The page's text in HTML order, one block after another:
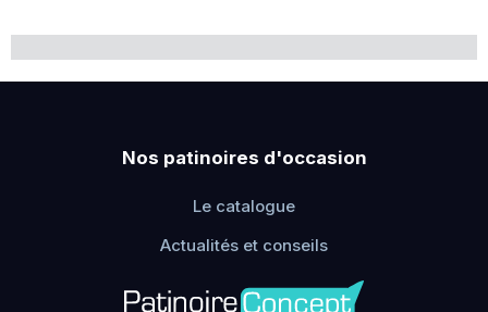
Nos patinoires d'occasion
Le catalogue
Actualités et conseils